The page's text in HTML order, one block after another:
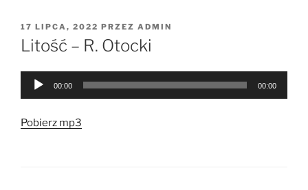
OPUBLIKOWANE
W
17 LIPCA, 2022 PRZEZ ADMIN
Litość – R. Otocki
Odtwarzacz
00:00 00:00
Pobierz mp3